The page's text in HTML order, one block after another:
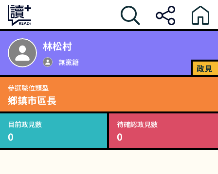
林松村
無黨籍
政見
參選職位類型
鄉鎮市區長
目前政見數
0
待確認政見數
0